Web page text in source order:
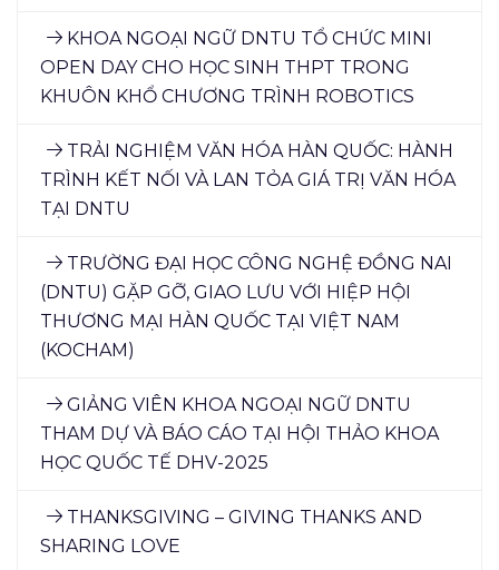
KHOA NGOẠI NGỮ DNTU TỔ CHỨC MINI
OPEN DAY CHO HỌC SINH THPT TRONG
KHUÔN KHỔ CHƯƠNG TRÌNH ROBOTICS
TRẢI NGHIỆM VĂN HÓA HÀN QUỐC: HÀNH
TRÌNH KẾT NỐI VÀ LAN TỎA GIÁ TRỊ VĂN HÓA
TẠI DNTU
TRƯỜNG ĐẠI HỌC CÔNG NGHỆ ĐỒNG NAI
(DNTU) GẶP GỠ, GIAO LƯU VỚI HIỆP HỘI
THƯƠNG MẠI HÀN QUỐC TẠI VIỆT NAM
(KOCHAM)
GIẢNG VIÊN KHOA NGOẠI NGỮ DNTU
THAM DỰ VÀ BÁO CÁO TẠI HỘI THẢO KHOA
HỌC QUỐC TẾ DHV-2025
THANKSGIVING – GIVING THANKS AND
SHARING LOVE